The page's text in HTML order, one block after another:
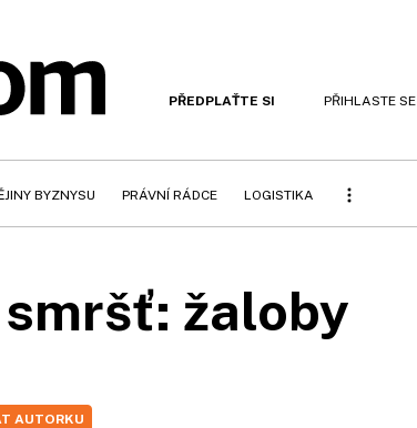
PŘEDPLAŤTE SI PŘIHLASTE SE
BYZNYSU PRÁVNÍ RÁDCE LOGISTIKA
žaloby
AUTORKU